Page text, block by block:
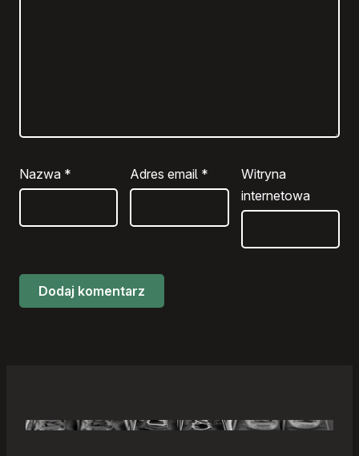
Nazwa * Adres email *
Witryna
internetowa